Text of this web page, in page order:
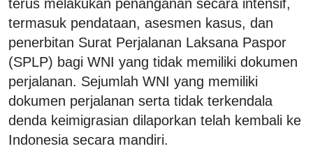
terus melakukan penanganan secara intensif,
termasuk pendataan, asesmen kasus, dan
penerbitan Surat Perjalanan Laksana Paspor
(SPLP) bagi WNI yang tidak memiliki dokumen
perjalanan. Sejumlah WNI yang memiliki
dokumen perjalanan serta tidak terkendala
denda keimigrasian dilaporkan telah kembali ke
Indonesia secara mandiri.